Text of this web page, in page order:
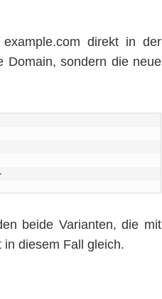
direkt in der
Domain, sondern die neue
beide Varianten, die mit
in diesem Fall gleich.